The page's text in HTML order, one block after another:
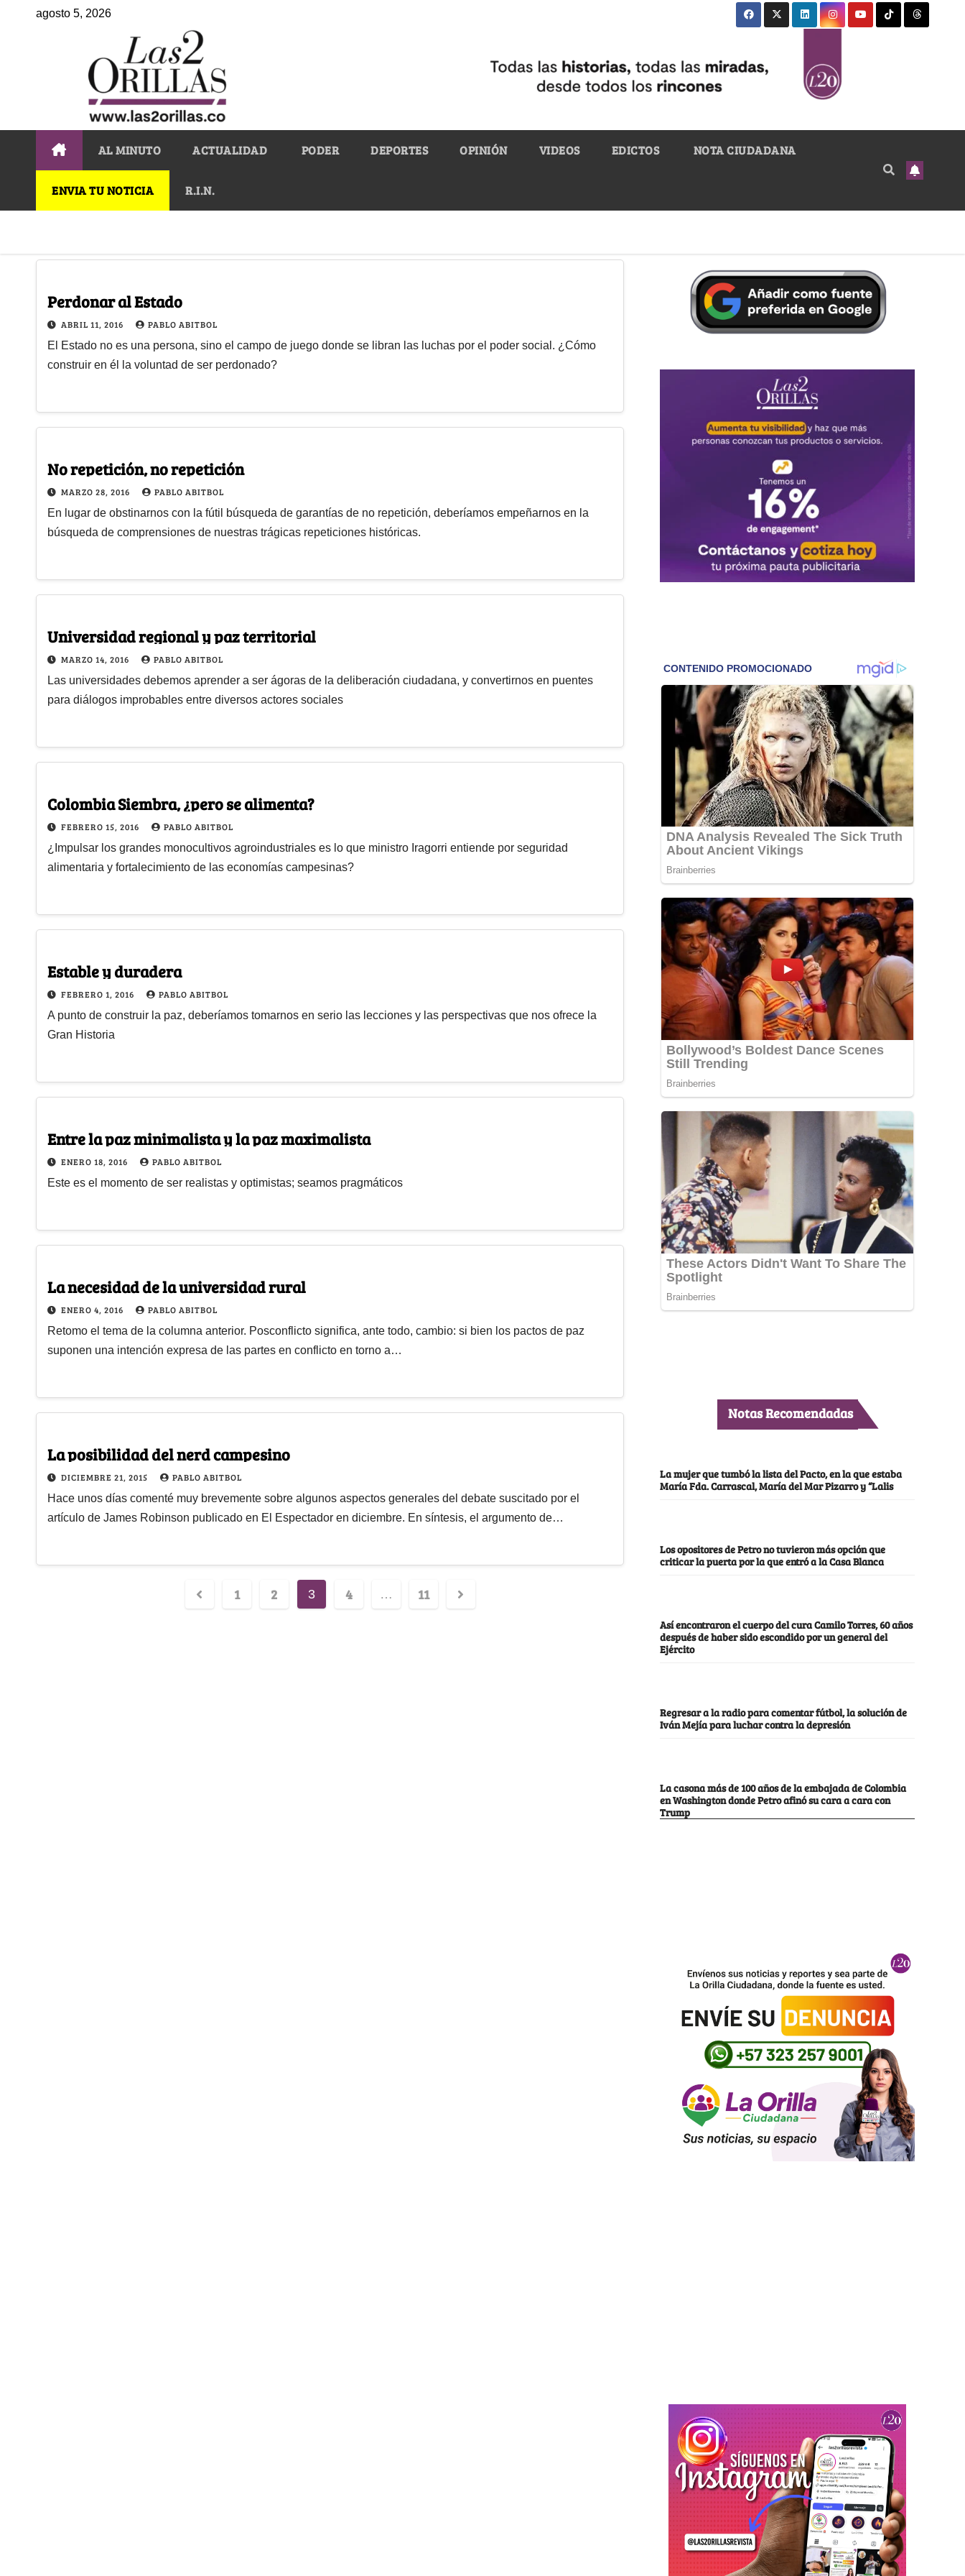
agosto 5, 2026
AL MINUTO ACTUALIDAD PODER DEPORTES OPINIÓN VIDEOS EDICTOS NOTA CIUDADANA
ENVIA TU NOTICIA R.I.N.
Perdonar al Estado
ABRIL 11, 2016 PABLO ABITBOL
El Estado no es una persona, sino el campo de juego donde se libran las luchas por el poder social. ¿Cómo
construir en él la voluntad de ser perdonado?
No repetición, no repetición
MARZO 28, 2016 PABLO ABITBOL
En lugar de obstinarnos con la fútil búsqueda de garantías de no repetición, deberíamos empeñarnos en la
búsqueda de comprensiones de nuestras trágicas repeticiones históricas.
Universidad regional y paz territorial
MARZO 14, 2016 PABLO ABITBOL
Las universidades debemos aprender a ser ágoras de la deliberación ciudadana, y convertirnos en puentes
para diálogos improbables entre diversos actores sociales
Colombia Siembra, ¿pero se alimenta?
FEBRERO 15, 2016 PABLO ABITBOL
¿Impulsar los grandes monocultivos agroindustriales es lo que ministro Iragorri entiende por seguridad
alimentaria y fortalecimiento de las economías campesinas?
Estable y duradera
FEBRERO 1, 2016 PABLO ABITBOL
A punto de construir la paz, deberíamos tomarnos en serio las lecciones y las perspectivas que nos ofrece la
Gran Historia
Entre la paz minimalista y la paz maximalista
ENERO 18, 2016 PABLO ABITBOL
Este es el momento de ser realistas y optimistas; seamos pragmáticos
La necesidad de la universidad rural
ENERO 4, 2016 PABLO ABITBOL
Retomo el tema de la columna anterior. Posconflicto significa, ante todo, cambio: si bien los pactos de paz
suponen una intención expresa de las partes en conflicto en torno a…
La posibilidad del nerd campesino
DICIEMBRE 21, 2015 PABLO ABITBOL
Hace unos días comenté muy brevemente sobre algunos aspectos generales del debate suscitado por el
artículo de James Robinson publicado en El Espectador en diciembre. En síntesis, el argumento de…
1 2 3 4 … 11
Notas Recomendadas
La mujer que tumbó la lista del Pacto, en la que estaba
María Fda. Carrascal, María del Mar Pizarro y “Lalis
Los opositores de Petro no tuvieron más opción que
criticar la puerta por la que entró a la Casa Blanca
Así encontraron el cuerpo del cura Camilo Torres, 60 años
después de haber sido escondido por un general del
Ejército
Regresar a la radio para comentar fútbol, la solución de
Iván Mejía para luchar contra la depresión
La casona más de 100 años de la embajada de Colombia
en Washington donde Petro afinó su cara a cara con
Trump